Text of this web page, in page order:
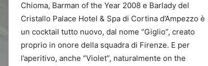
Chioma, Barman of the Year 2008 e Barlady del
Cristallo Palace Hotel & Spa di Cortina d’Ampezzo è
un cocktail tutto nuovo, dal nome “Giglio”, creato
proprio in onore della squadra di Firenze. E per
l’aperitivo, anche “Violet”, naturalmente on the